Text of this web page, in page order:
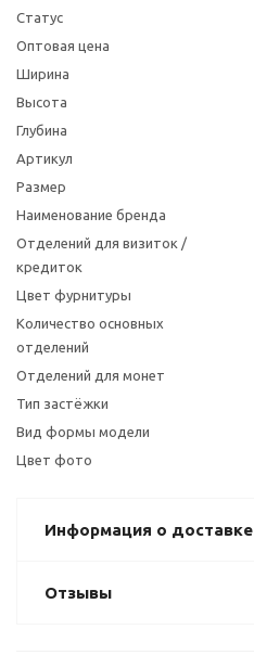
Статус
Оптовая цена
Ширина
Высота
Глубина
Артикул
Размер
Наименование бренда
Отделений для визиток /
кредиток
Цвет фурнитуры
Количество основных
отделений
Отделений для монет
Тип застёжки
Вид формы модели
Цвет фото
Информация о доставке
Отзывы